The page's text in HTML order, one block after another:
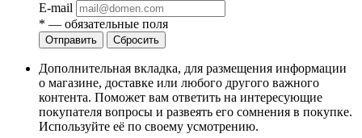
E-mail
* — обязательные поля
Сбросить
Дополнительная вкладка, для размещения информации
о магазине, доставке или любого другого важного
контента. Поможет вам ответить на интересующие
покупателя вопросы и развеять его сомнения в покупке.
Используйте её по своему усмотрению.